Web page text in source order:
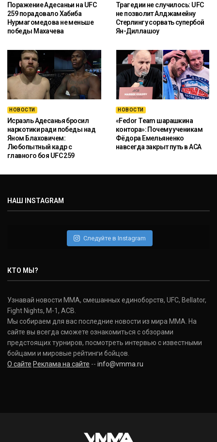
Поражение Адесаньи на UFC
259 порадовало Хабиба
Нурмагомедова не меньше
победы Махачева
Трагедии не случилось: UFC
не позволит Алджамейну
Стерлингу сорвать супербой
Ян-Диллашоу
НОВОСТИ
Исраэль Адесанья бросил
наркотики ради победы над
Яном Блаховичем:
Любопытный кадр с
главного боя UFC 259
НОВОСТИ
«Fedor Team шарашкина
контора»: Почему ученикам
Фёдора Емельяненко
навсегда закрыт путь в ACA
НАШ INSTAGRAM
Следуйте в Instagram
КТО МЫ?
Узнавай новости ММА, смешанных единоборств, UFC, Bellator,
Fight Nights, M-1, ACB.
Мы собираем для вас последние новости из мира ММА. На
сайте вы всегда сможете ознакомиться с обзорами
предстоящих турниров, посмотреть интервью с известными
бойцами и мировые рейтинги бойцов.
О сайте Реклама на сайте -- info@vmma.ru